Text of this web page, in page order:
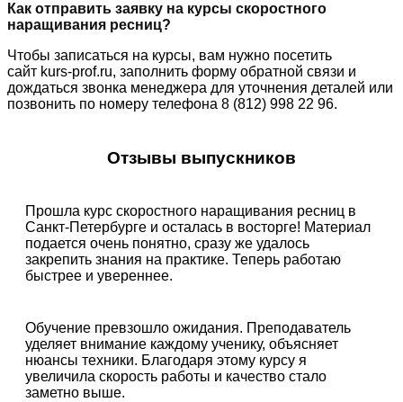
Как отправить заявку на курсы скоростного
наращивания ресниц?
Чтобы записаться на курсы, вам нужно посетить
сайт kurs-prof.ru, заполнить форму обратной связи и
дождаться звонка менеджера для уточнения деталей или
позвонить по номеру телефона 8 (812) 998 22 96.
Отзывы выпускников
Прошла курс скоростного наращивания ресниц в
Санкт-Петербурге и осталась в восторге! Материал
подается очень понятно, сразу же удалось
закрепить знания на практике. Теперь работаю
быстрее и увереннее.
Обучение превзошло ожидания. Преподаватель
уделяет внимание каждому ученику, объясняет
нюансы техники. Благодаря этому курсу я
увеличила скорость работы и качество стало
заметно выше.